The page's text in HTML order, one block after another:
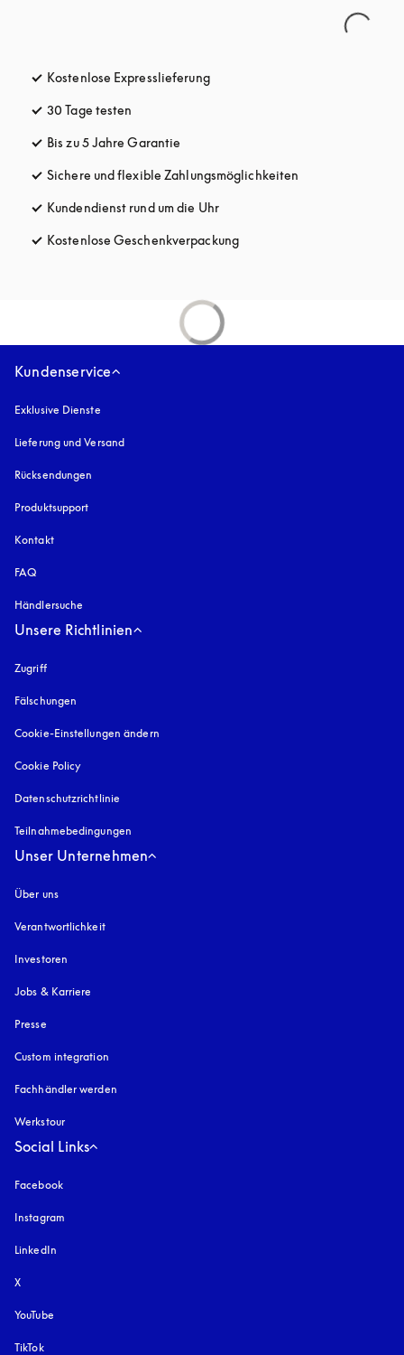
Kostenlose Expresslieferungöffnet sich in einem neuen Tab
30 Tage testen
Bis zu 5 Jahre Garantie
Sichere und flexible Zahlungsmöglichkeiten
Kundendienst rund um die Uhröffnet sich in einem neuen Tab
Kostenlose Geschenkverpackungöffnet sich in einem neuen
Kundenservice
Exklusive Dienste
Lieferung und Versand
Rücksendungen
Produktsupport
Kontakt
FAQ
Händlersuche
Unsere Richtlinien
Zugrifföffnet sich in einem neuen Tab
Fälschungen
Cookie-Einstellungen ändern
Cookie Policy
Datenschutzrichtlinie
Teilnahmebedingungen
Unser Unternehmen
Über uns
Verantwortlichkeit
Investoren
Jobs & Karriere
Presse
Custom integration
Fachhändler werden
Werkstour
Social Links
Facebook
Instagram
LinkedIn
X
YouTube
TikTok